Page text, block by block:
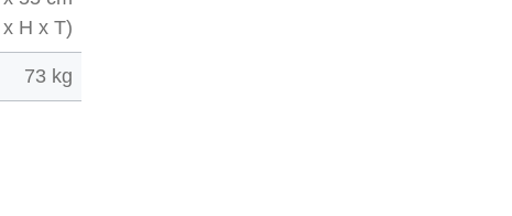
H x T)
73 kg